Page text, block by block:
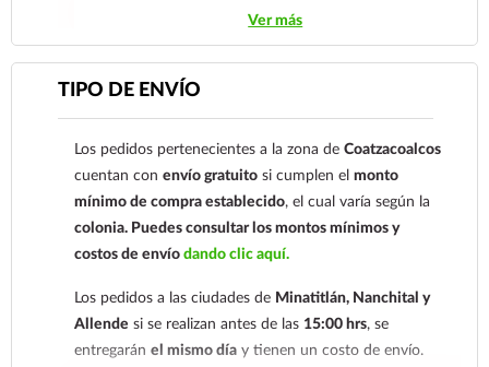
cuenta: Clave: 014854655008143954
Para esta forma de pago el cliente deberá enviar su
comprobante de pago a al siguiente correo
nuestro
921 261 8491
Ver más
TIPO DE ENVÍO
Los pedidos pertenecientes a la zona deCoatzacoalcos
cuentan conenvío gratuito si cumplen elmonto
mínimo de compra establecido, el cual varía según la
colonia. Puedes consultar los montos mínimos y
costos de envíodando clic aquí.
Los pedidos a las ciudades de Minatitlán, Nanchital y
Allende si se realizan antes de las 15:00 hrs, se
entregaránel mismo día y tienen un costo de envío.